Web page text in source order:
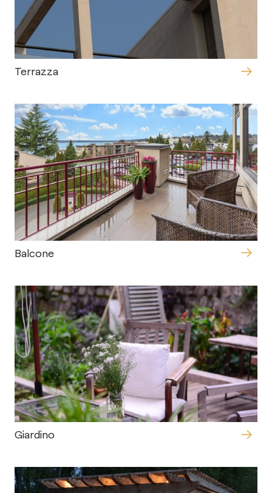
Terrazza
Balcone
Giardino